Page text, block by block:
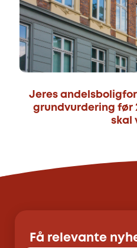
Jeres
grundvurdering før
skal
Få relevante